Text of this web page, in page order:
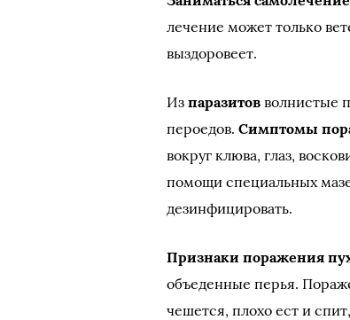
лечение может только
выздоровеет.
Изпаразитов волнистые
пероедов.Симптомы
вокруг клюва, глаз,
помощи специальных
дезинфицировать.
Признаки поражения
объеденные перья.
чешется, плохо ест и